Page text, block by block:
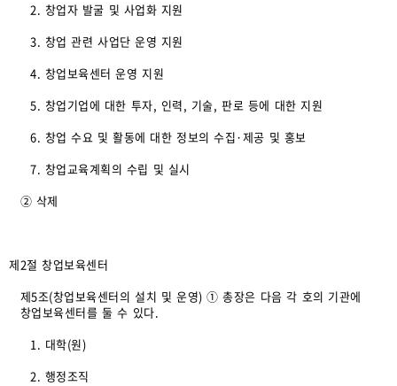
2. 창업자 발굴 및 사업화 지원
3. 창업 관련 사업단 운영 지원
4. 창업보육센터 운영 지원
5. 창업기업에 대한 투자, 인력, 기술, 판로 등에 대한 지원
6. 창업 수요 및 활동에 대한 정보의 수집·제공 및 홍보
7. 창업교육계획의 수립 및 실시
② 삭제
제2절 창업보육센터
제5조(창업보육센터의 설치 및 운영) ① 총장은 다음 각 호의 기관에
창업보육센터를 둘 수 있다.
1. 대학(원)
2. 행정조직